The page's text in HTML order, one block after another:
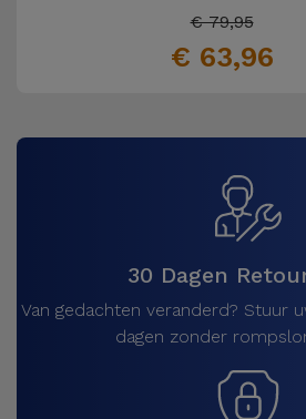
€ 79,95
€ 63,96
30 Dagen
Van gedachten veranderd? Stuur
dagen zonder